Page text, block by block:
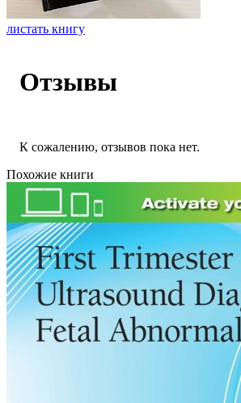
листать книгу
Отзывы
К сожалению, отзывов пока нет.
Похожие книги